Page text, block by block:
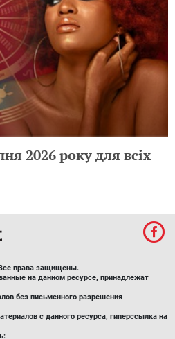
2026 року для всіх
права защищены.
на данном ресурсе, принадлежат
без письменного разрешения
с данного ресурса, гиперссылка на